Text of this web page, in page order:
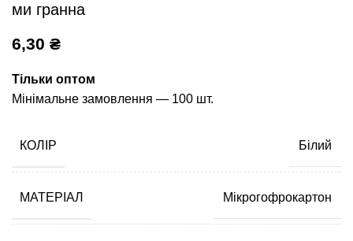
ми гранна
6,30 ₴
Тільки оптом
Мінімальне замовлення — 100 шт.
КОЛІР Білий
МАТЕРІАЛ Мікрогофрокартон